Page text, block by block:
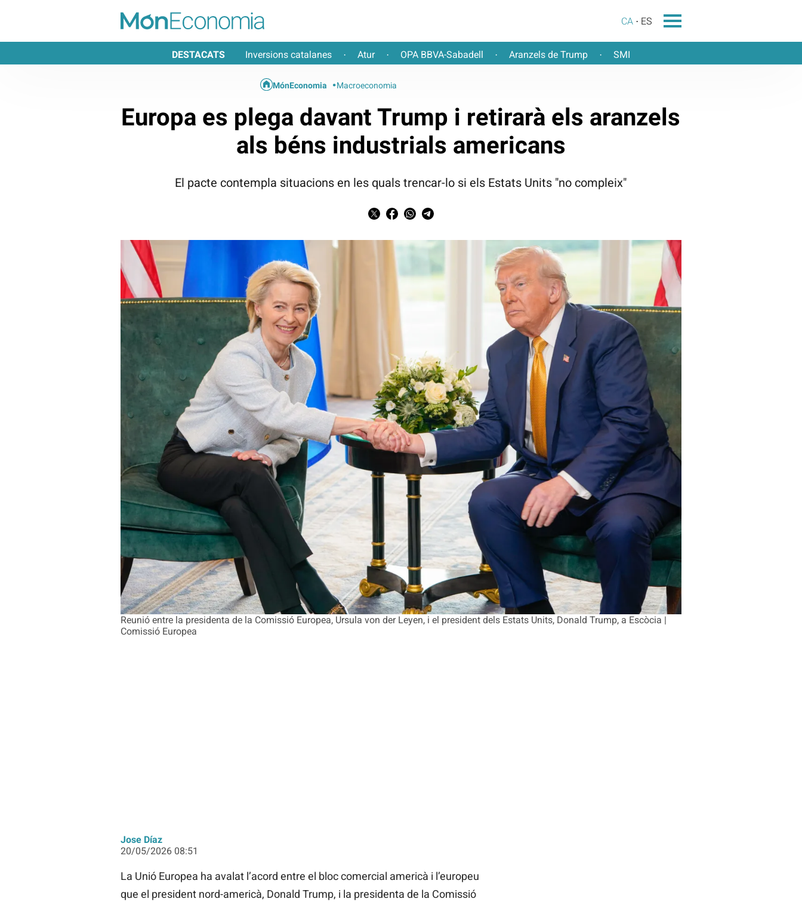
CA ES
DESTACATS Inversions catalanes · Atur · OPA BBVA-Sabadell · Aranzels de Trump · SMI
Reunió entre la presidenta de la Comissió Europea, Ursula von der Leyen, i el president dels Estats Units, Donald Trump, a Escòcia |
Comissió Europea
MónEconomia Macroeconomia
Europa es plega davant Trump i retirarà els aranzels
als béns industrials americans
El pacte contempla situacions en les quals trencar-lo si els Estats Units "no compleix"
Jose Díaz
20/05/2026 08:51
La Unió Europea ha avalat l’acord entre el bloc comercial americà i l’europeu
que el president nord-americà, Donald Trump, i la presidenta de la Comissió